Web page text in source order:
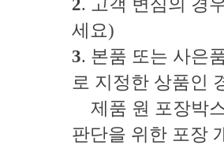
세요)
3. 본품 또는 사은
로 지정한 상품인
제품 원 포장박
판단을 위한 포장